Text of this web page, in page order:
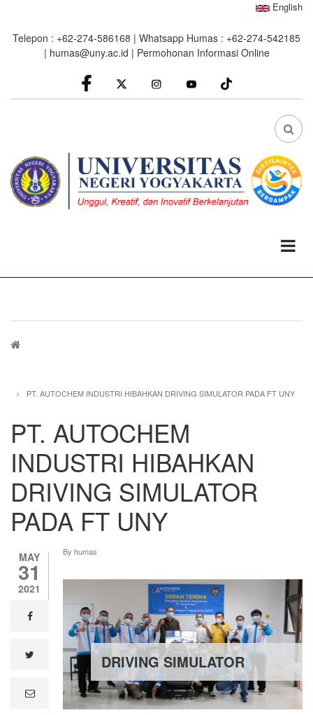
main
English
Telepon : +62-274-586168 | Whatsapp Humas : +62-274-542185
| humas@uny.ac.id | Permohonan Informasi Online
facebook
Instagram youtube
FA
Breadcrumb
PT. AUTOCHEM INDUSTRI HIBAHKAN DRIVING SIMULATOR PADA FT UNY
PT. AUTOCHEM
INDUSTRI HIBAHKAN
DRIVING SIMULATOR
PADA FT UNY
MAY
31
2021
0%
read
facebook
e
By humas
DRIVING SIMULATOR